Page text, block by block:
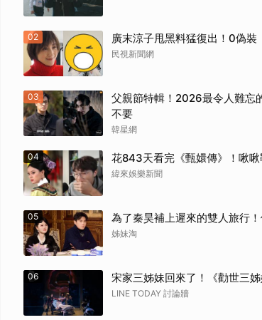
02 廣末涼子甩黑料猛復出！0偽
民視新聞網
03
父親節特輯！2026最令人難忘
不要
韓星網
04 花843天看完《甄嬛傳》！啾
緯來娛樂新聞
05 為了秦昊補上遲來的雙人旅行
姊妹淘
06 宋家三姊妹回來了！《勸世三
LINE TODAY 討論牆